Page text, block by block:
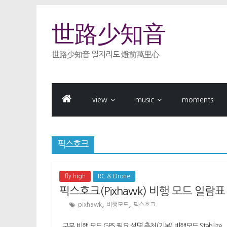
content
世路少知音
世路少知音 일지라도 燈前萬里心
view music moments
픽스호크
fly high RC & Drone
픽스호크(Pixhawk) 비행 모드 일람표
pixhawk 비행모드 픽스호크